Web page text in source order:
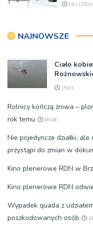
16
NAJNOWSZE
Ciało
15:03
Rolnicy kończą żniwa –
rok temu
08:08
Nie pojedyncze działki,
przystąpi do zmian w
Kino plenerowe RDN w
Kino plenerowe RDN
Wypadek quada z
poszkodowanych osób